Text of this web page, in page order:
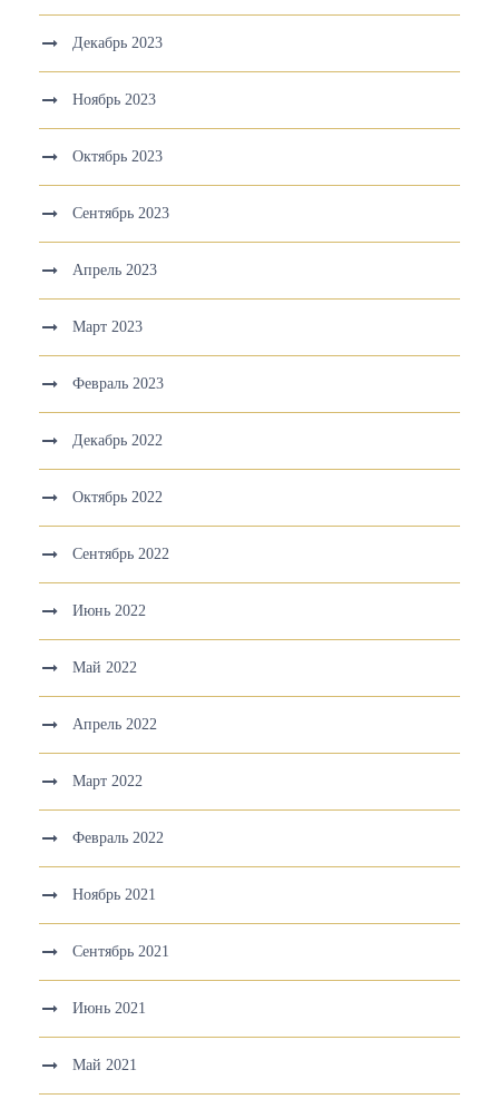
Декабрь 2023
Ноябрь 2023
Октябрь 2023
Сентябрь 2023
Апрель 2023
Март 2023
Февраль 2023
Декабрь 2022
Октябрь 2022
Сентябрь 2022
Июнь 2022
Май 2022
Апрель 2022
Март 2022
Февраль 2022
Ноябрь 2021
Сентябрь 2021
Июнь 2021
Май 2021